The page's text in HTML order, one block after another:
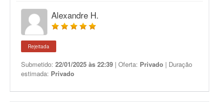
Alexandre H.
Rejeitada
Submetido: 22/01/2025 às 22:39 | Oferta: Privado | Duração
estimada: Privado